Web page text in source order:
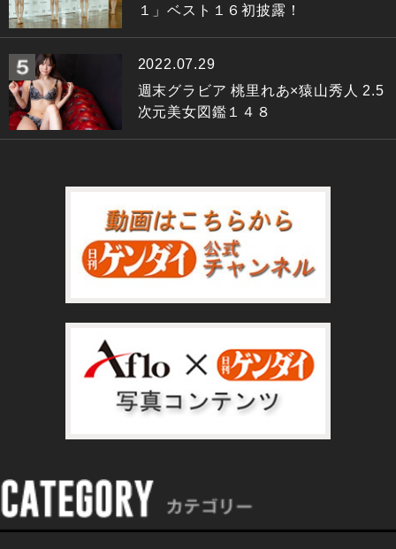
１」ベスト１６初披露！
2022.07.29
週末グラビア 桃里れあ×猿山秀人 2.5
次元美女図鑑１４８